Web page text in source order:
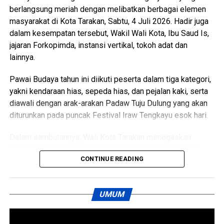
Views: 77
Bagikan ke
WhatsApp
Messenger 0 Twitter/X 0
berlangsung meriah dengan melibatkan berbagai elemen
masyarakat di Kota Tarakan, Sabtu, 4 Juli 2026. Hadir juga
dalam kesempatan tersebut, Wakil Wali Kota, Ibu Saud Is,
jajaran Forkopimda, instansi vertikal, tokoh adat dan
lainnya.
Pawai Budaya tahun ini diikuti peserta dalam tiga kategori,
yakni kendaraan hias, sepeda hias, dan pejalan kaki, serta
diawali dengan arak-arakan Padaw Tuju Dulung yang akan
diturunkan pada puncak Festival Iraw Tengkayu esok hari.
bahwa Pawai Budaya merupakan perwujudan persatuan
dan kesatuan masyarakat Kota Tarakan. Keberagaman
harus terus dijaga dan dipertahankan.
CONTINUE READING
UMUM